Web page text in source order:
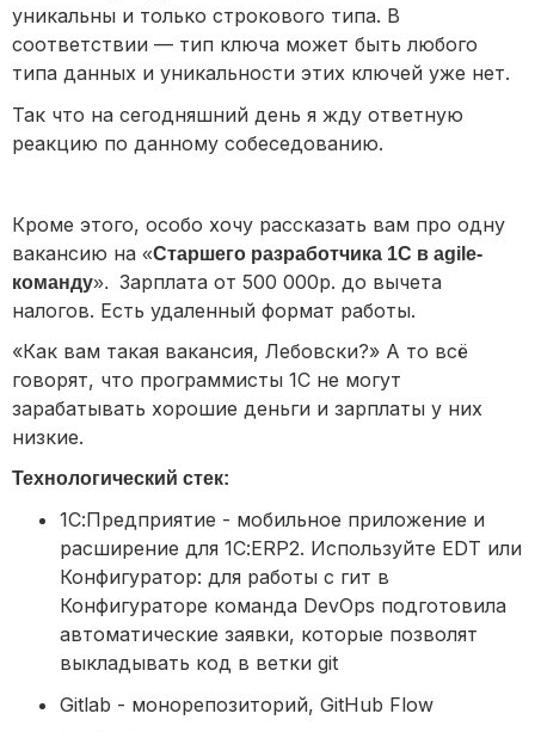
уникальны и только строкового типа. В
соответствии — тип ключа может быть любого
типа данных и уникальности этих ключей уже нет.
Так что на сегодняшний день я жду ответную
реакцию по данному собеседованию.
Кроме этого, особо хочу рассказать вам про одну
вакансию на «Старшего разработчика 1С в agile-
команду». Зарплата от 500 000р. до вычета
налогов. Есть удаленный формат работы.
«Как вам такая вакансия, Лебовски?» А то всё
говорят, что программисты 1С не могут
зарабатывать хорошие деньги и зарплаты у них
низкие.
Технологический стек:
1С:Предприятие - мобильное приложение и
расширение для 1С:ERP2. Используйте EDT или
Конфигуратор: для работы с гит в
Конфигураторе команда DevOps подготовила
автоматические заявки, которые позволят
выкладывать код в ветки git
Gitlab - монорепозиторий, GitHub Flow